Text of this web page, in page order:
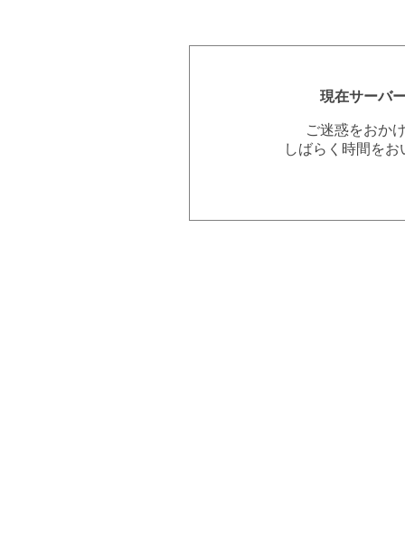
現在サーバ
ご迷惑をおか
しばらく時間を